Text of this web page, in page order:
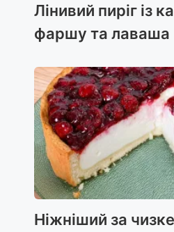
Лінивий пиріг із
фаршу та лаваша
Ніжніший за